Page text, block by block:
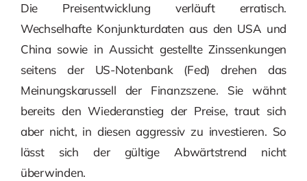
Die Preisentwicklung verläuft erratisch.
Wechselhafte Konjunkturdaten aus den USA und
China sowie in Aussicht gestellte Zinssenkungen
seitens der US-Notenbank (Fed) drehen das
Meinungskarussell der Finanzszene. Sie wähnt
bereits den Wiederanstieg der Preise, traut sich
aber nicht, in diesen aggressiv zu investieren. So
lässt sich der gültige Abwärtstrend nicht
überwinden.